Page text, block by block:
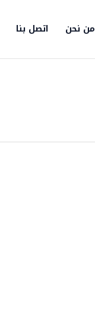
من نحن اتصل بنا